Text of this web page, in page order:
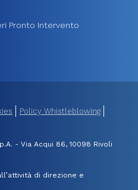
Pronto Intervento
Policy Whistleblowing
- Via Acqui 86, 10098 Rivoli
di direzione e